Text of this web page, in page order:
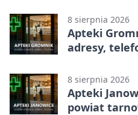
8 sierpnia 2026
Apteki
adresy,
8 sierpnia 2026
Apteki
powiat